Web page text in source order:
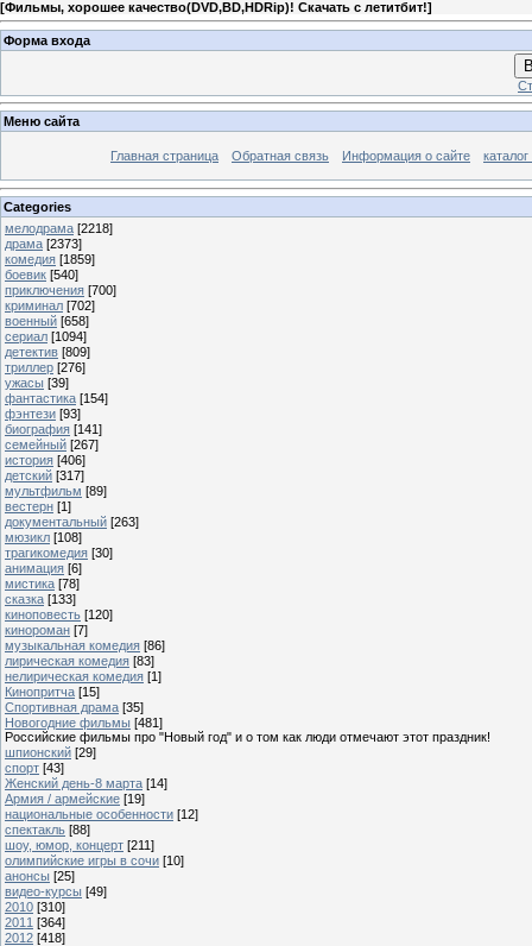
[Фильмы, хорошее качество(DVD,BD,HDRip)! Скачать с летитбит!]
Форма входа
Меню сайта
Главная страница Обратная связь Информация о сайте
Categories
мелодрама [2218]
драма [2373]
комедия [1859]
боевик [540]
приключения [700]
криминал [702]
военный [658]
сериал [1094]
детектив [809]
триллер [276]
ужасы [39]
фантастика [154]
фэнтези [93]
биография [141]
семейный [267]
история [406]
детский [317]
мультфильм [89]
вестерн [1]
документальный [263]
мюзикл [108]
трагикомедия [30]
анимация [6]
мистика [78]
сказка [133]
киноповесть [120]
кинороман [7]
музыкальная комедия [86]
лирическая комедия [83]
нелирическая комедия [1]
Кинопритча [15]
Спортивная драма [35]
Новогодние фильмы [481]
Российские фильмы про "Новый год" и о том как люди отмечают этот праздник!
шпионский [29]
спорт [43]
Женский день-8 марта [14]
Армия / армейские [19]
национальные особенности [12]
спектакль [88]
шоу, юмор, концерт [211]
олимпийские игры в сочи [10]
анонсы [25]
видео-курсы [49]
2010 [310]
2011 [364]
2012 [418]